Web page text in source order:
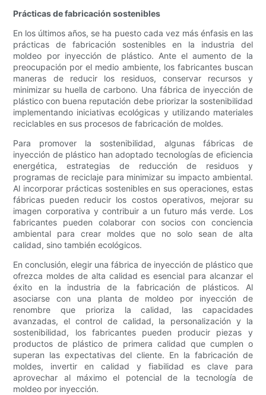
Prácticas de fabricación sostenibles
En los últimos años, se ha puesto cada vez más énfasis en las
prácticas de fabricación sostenibles en la industria del
moldeo por inyección de plástico. Ante el aumento de la
preocupación por el medio ambiente, los fabricantes buscan
maneras de reducir los residuos, conservar recursos y
minimizar su huella de carbono. Una fábrica de inyección de
plástico con buena reputación debe priorizar la sostenibilidad
implementando iniciativas ecológicas y utilizando materiales
reciclables en sus procesos de fabricación de moldes.
Para promover la sostenibilidad, algunas fábricas de
inyección de plástico han adoptado tecnologías de eficiencia
energética, estrategias de reducción de residuos y
programas de reciclaje para minimizar su impacto ambiental.
Al incorporar prácticas sostenibles en sus operaciones, estas
fábricas pueden reducir los costos operativos, mejorar su
imagen corporativa y contribuir a un futuro más verde. Los
fabricantes pueden colaborar con socios con conciencia
ambiental para crear moldes que no solo sean de alta
calidad, sino también ecológicos.
En conclusión, elegir una fábrica de inyección de plástico que
ofrezca moldes de alta calidad es esencial para alcanzar el
éxito en la industria de la fabricación de plásticos. Al
asociarse con una planta de moldeo por inyección de
renombre que prioriza la calidad, las capacidades
avanzadas, el control de calidad, la personalización y la
sostenibilidad, los fabricantes pueden producir piezas y
productos de plástico de primera calidad que cumplen o
superan las expectativas del cliente. En la fabricación de
moldes, invertir en calidad y fiabilidad es clave para
aprovechar al máximo el potencial de la tecnología de
moldeo por inyección.